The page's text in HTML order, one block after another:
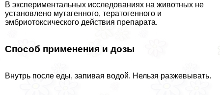
В экспериментальных исследованиях на животных не
установлено мутагенного, тератогенного и
эмбриотоксического действия препарата.
Способ применения и дозы
Внутрь после еды, запивая водой. Нельзя разжевывать.